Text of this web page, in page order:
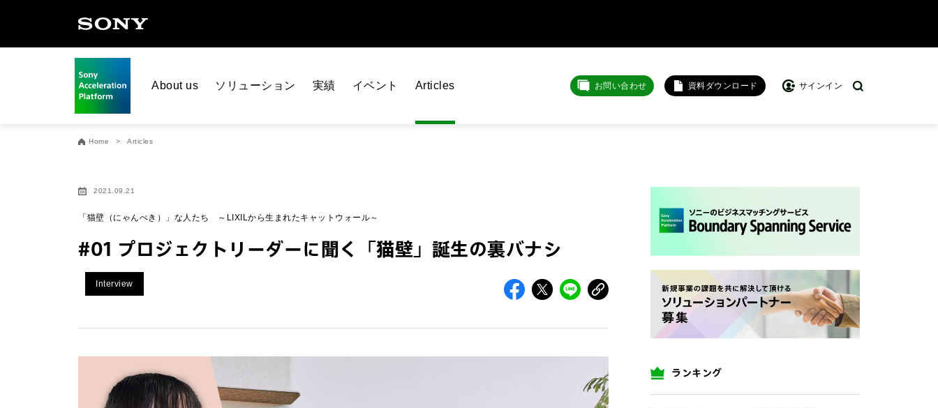
About us ソリューション 実績 イベント Articles お問い合わせ 資料ダウンロード サインイン
Home Articles
2021.09.21
「猫壁（にゃんぺき）」な人たち ～LIXILから生まれたキャットウォール～
#01 プロジェクトリーダーに聞く「猫壁」誕生の裏バナシ
Interview
ランキング